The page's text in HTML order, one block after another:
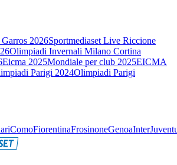
2026Sportmediaset Live Riccione
Olimpiadi Invernali Milano Cortina
Eicma 2025Mondiale per club 2025EICMA
Parigi 2024Olimpiadi Parigi
ComoFiorentinaFrosinoneGenoaInter